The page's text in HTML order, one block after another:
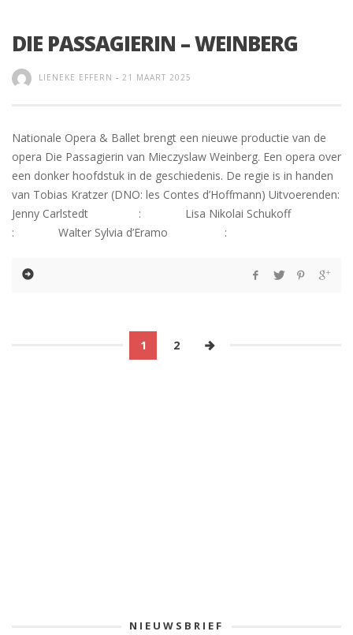
DIE PASSAGIERIN – WEINBERG
LIENEKE EFFERN - 21 MAART 2025
Nationale Opera & Ballet brengt een nieuwe productie van de
opera Die Passagierin van Mieczyslaw Weinberg. Een opera over
een donker hoofdstuk in de geschiedenis. De regie is in handen
van Tobias Kratzer (DNO: les Contes d’Hoffmann) Uitvoerenden:
Jenny Carlstedt : Lisa Nikolai Schukoff
: Walter Sylvia d’Eramo :
1 2
NIEUWSBRIEF